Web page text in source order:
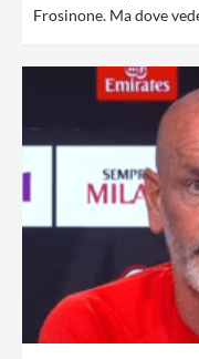
Frosinone. Ma dove